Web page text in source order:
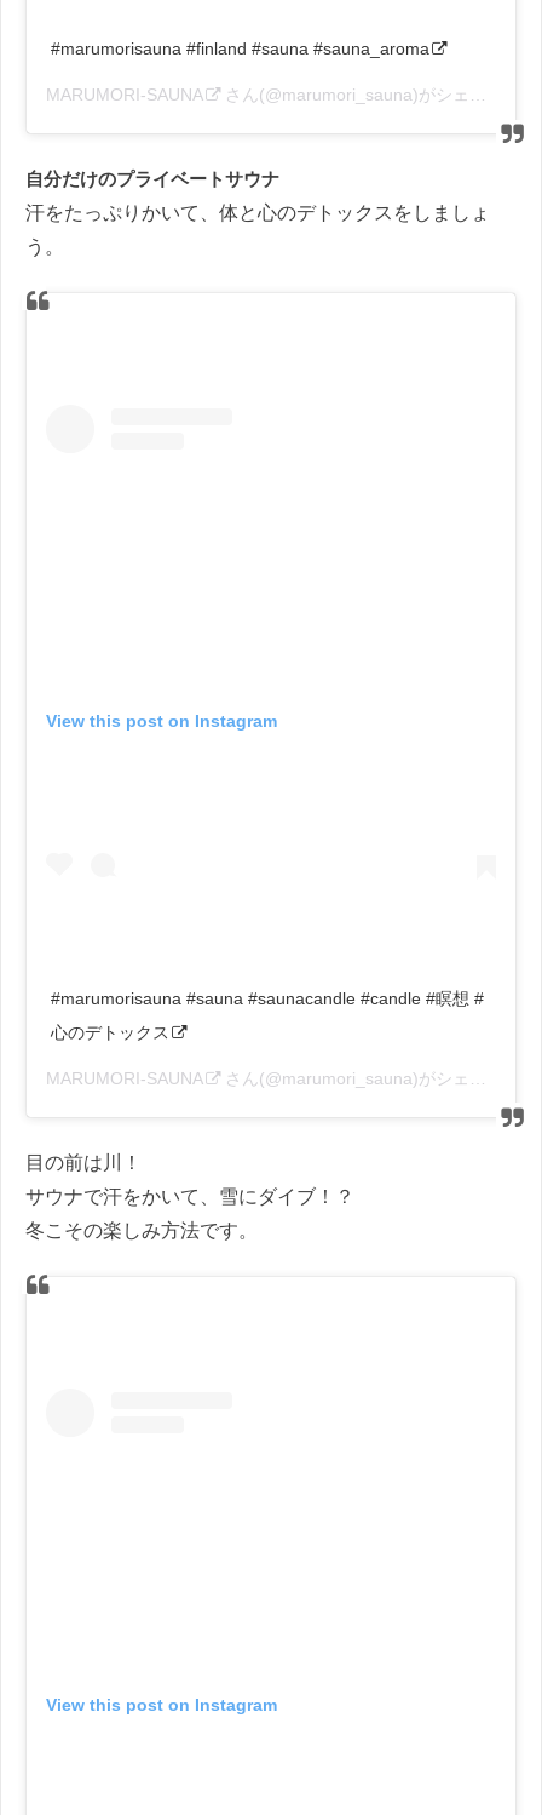
#marumorisauna #finland #sauna #sauna_aroma
MARUMORI-SAUNA さん(@marumori_sauna)がシェアした投稿 –
自分だけのプライベートサウナ
汗をたっぷりかいて、体と心のデトックスをしましょ
う。
View this post on Instagram
#marumorisauna #sauna #saunacandle #candle #瞑想 #
心のデトックス
MARUMORI-SAUNA さん(@marumori_sauna)がシェアした投稿 –
目の前は川！
サウナで汗をかいて、雪にダイブ！？
冬こその楽しみ方法です。
View this post on Instagram